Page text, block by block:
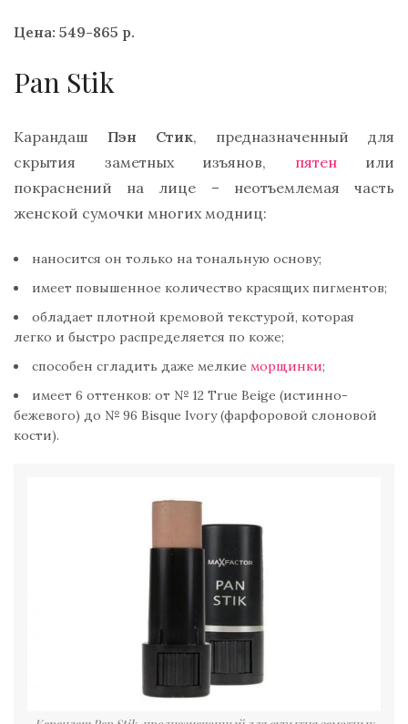
Цена: 549-865 р.
Pan Stik
Карандаш Пэн Стик, предназначенный для
скрытия заметных изъянов, пятенили
покраснений на лице – неотъемлемая часть
женской сумочки многих модниц:
наносится он только на тональную основу;
имеет повышенное количество красящих пигментов;
обладает плотной кремовой текстурой, которая
легко и быстро распределяется по коже;
способен сгладить даже мелкие морщинки;
имеет 6 оттенков: от № 12 True Beige (истинно-
бежевого) до № 96 Bisque Ivory (фарфоровой слоновой
кости).